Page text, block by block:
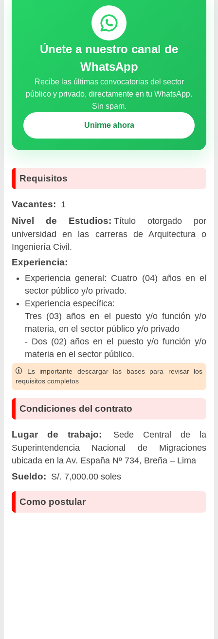
Únete a nuestro canal de
WhatsApp
Recibe las últimas convocatorias del sector
público y privado, directamente en tu WhatsApp.
Sin spam.
Unirme ahora
Requisitos
Vacantes: 1
Nivel de Estudios: Título otorgado por
universidad en las carreras de Arquitectura o
Ingeniería Civil.
Experiencia:
Experiencia general: Cuatro (04) años en el
sector público y/o privado.
Experiencia específica:
Tres (03) años en el puesto y/o función y/o
materia, en el sector público y/o privado
- Dos (02) años en el puesto y/o función y/o
materia en el sector público.
Es importante descargar las bases para revisar los
requisitos completos
Condiciones del contrato
Lugar de trabajo:
Sede Central de la
Superintendencia Nacional de Migraciones
ubicada en la Av. España Nº 734, Breña – Lima
Sueldo: S/. 7,000.00 soles
Como postular